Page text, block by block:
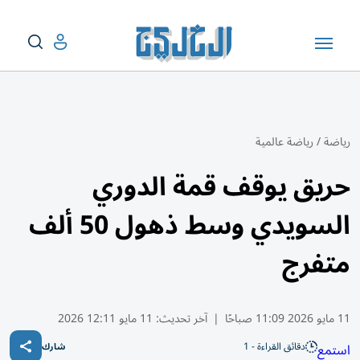
رياضة/رياضة عالمية
حريق يوقف قمة الدوري
السويدي وسط ذهول 50 ألف
متفرج
11 مايو 2026 11:09 صباحًا | آخر تحديث: 11 مايو 12:11 2026
استمع دقائق القراءة - 1 شارك